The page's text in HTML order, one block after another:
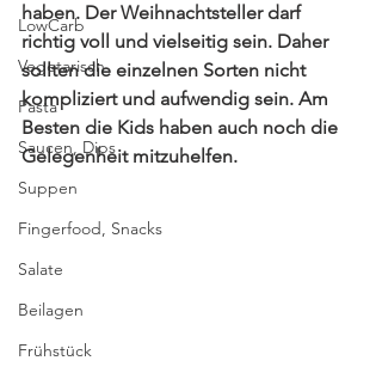
LowCarb
Vegetarisch
Pasta
Saucen, Dips
Suppen
Fingerfood, Snacks
Salate
Beilagen
Frühstück
haben. Der Weihnachtsteller darf
richtig voll und vielseitig sein. Daher
sollten die einzelnen Sorten nicht
kompliziert und aufwendig sein. Am
Besten die Kids haben auch noch die
Gelegenheit mitzuhelfen.